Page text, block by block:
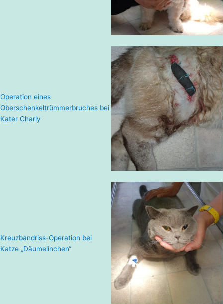
Operation eines
Oberschenkeltrümmerbruches bei
Kater Charly
Kreuzbandriss-Operation bei
Katze „Däumelinchen“